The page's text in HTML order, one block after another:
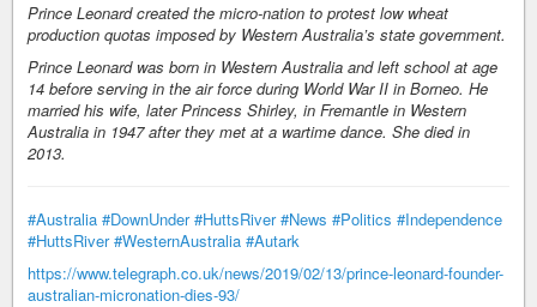
Prince Leonard created the micro-nation to protest low wheat
production quotas imposed by Western Australia’s state government.
Prince Leonard was born in Western Australia and left school at age
14 before serving in the air force during World War II in Borneo. He
married his wife, later Princess Shirley, in Fremantle in Western
Australia in 1947 after they met at a wartime dance. She died in
2013.
#Australia #DownUnder #HuttsRiver #News #Politics #Independence
#HuttsRiver #WesternAustralia #Autark
https://www.telegraph.co.uk/news/2019/02/13/prince-leonard-founder-
australian-micronation-dies-93/